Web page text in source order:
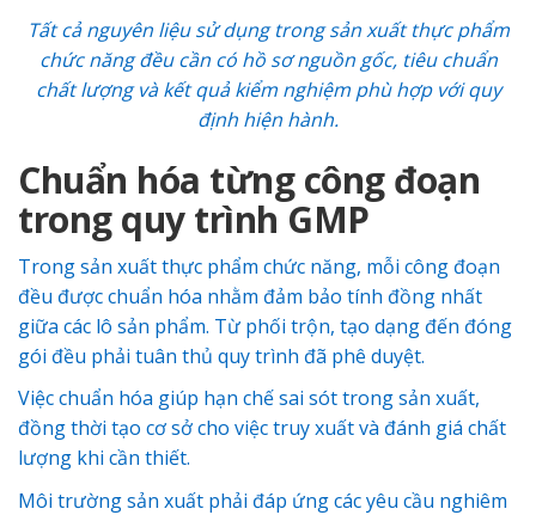
Tất cả nguyên liệu sử dụng trong sản xuất thực phẩm
chức năng đều cần có hồ sơ nguồn gốc, tiêu chuẩn
chất lượng và kết quả kiểm nghiệm phù hợp với quy
định hiện hành.
Chuẩn hóa từng công đoạn
trong quy trình GMP
Trong sản xuất thực phẩm chức năng, mỗi công đoạn
đều được chuẩn hóa nhằm đảm bảo tính đồng nhất
giữa các lô sản phẩm. Từ phối trộn, tạo dạng đến đóng
gói đều phải tuân thủ quy trình đã phê duyệt.
Việc chuẩn hóa giúp hạn chế sai sót trong sản xuất,
đồng thời tạo cơ sở cho việc truy xuất và đánh giá chất
lượng khi cần thiết.
Môi trường sản xuất phải đáp ứng các yêu cầu nghiêm